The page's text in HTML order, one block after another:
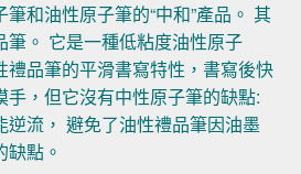
和油性原子筆的“中和”產品。 其
筆。 它是一種低粘度油性原子
禮品筆的平滑書寫特性，書寫後快
，但它沒有中性原子筆的缺點:
逆流， 避免了油性禮品筆因油墨
點。